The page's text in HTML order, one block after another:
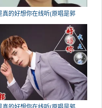
真的好想你在线听(原唱是郭
，一如既往来访演唱点播:648次